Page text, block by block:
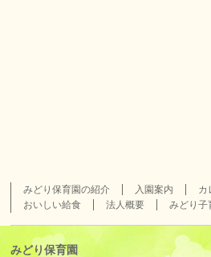
みどり保育園の紹介 入園案内 カ
おいしい給食
法人概要 みどり子
みどり保育園